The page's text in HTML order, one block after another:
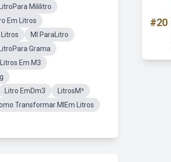
Mililitro
Em Litros
Ml ParaLitro
LitroPara Grama
Em M3
Litro EmDm3
LitrosM³
Transformar MlEm Litros
#20